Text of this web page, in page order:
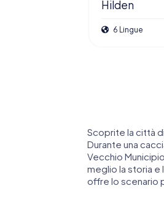
Hilden
6 Lingue
Scoprite la città
Durante una
Vecchio
meglio la storia e
offre lo scenario